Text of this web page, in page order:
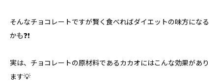
そんなチョコレートですが賢く食べればダイエットの味方になる
かも❓❗️
実は、チョコレートの原材料であるカカオにはこんな効果があり
ます💡